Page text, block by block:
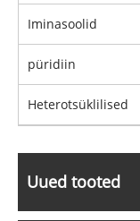
Iminasoolid
püridiin
Heterotsüklilised
Uued tooted